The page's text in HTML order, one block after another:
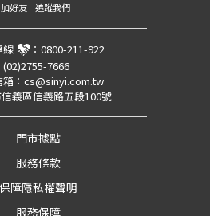
加好友 追蹤我們
線 ： 0800-211-922
(02)2755-7666
： cs@sinyi.com.tw
義區信義路五段100號
門市據點
服務條款
保障隱私權聲明
服務保障